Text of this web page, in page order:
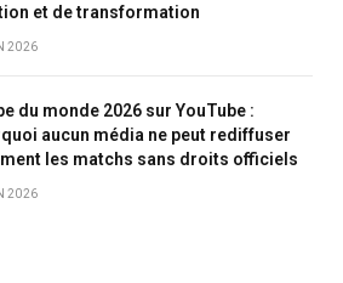
et de transformation
2026
du monde 2026 sur YouTube :
aucun média ne peut rediffuser
les matchs sans droits officiels
2026